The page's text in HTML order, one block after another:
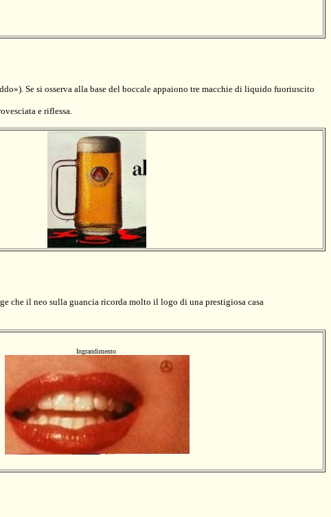
Se si osserva alla base del boccale appaiono tre macchie di liquido fuoriuscito
e riflessa.
che il neo sulla guancia ricorda molto il logo di una prestigiosa casa
Ingrandimento